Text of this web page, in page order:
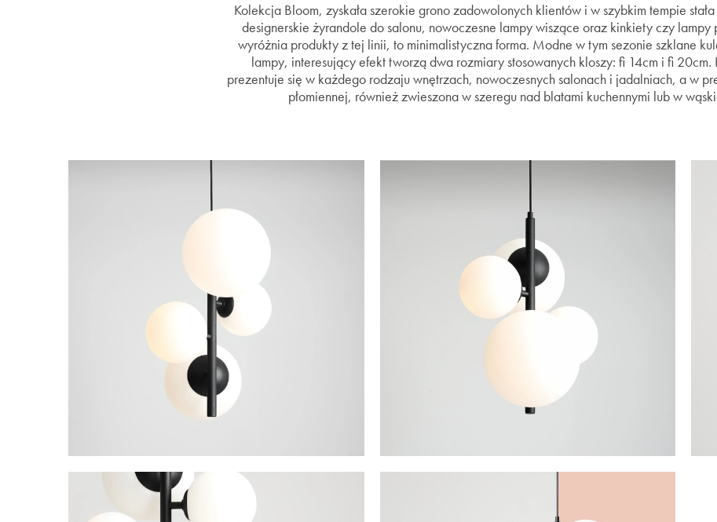
Kolekcja Bloom, zyskała szerokie grono zadowolonych klientów i w szybkim tempie stała
designerskie żyrandole do salonu, nowoczesne lampy wiszące oraz kinkiety czy lampy
wyróżnia produkty z tej linii, to minimalistyczna forma. Modne w tym sezonie szklane
lampy, interesujący efekt tworzą dwa rozmiary stosowanych kloszy: fi 14cm i fi
prezentuje się w każdego rodzaju wnętrzach, nowoczesnych salonach i jadalniach, a w
płomiennej, również zwieszona w szeregu nad blatami kuchennymi lub w